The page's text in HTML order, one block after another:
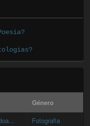
Género
Fotografia